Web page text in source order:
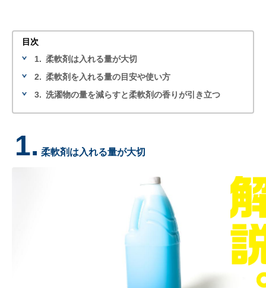
目次
1. 柔軟剤は入れる量が大切
2. 柔軟剤を入れる量の目安や使い方
3. 洗濯物の量を減らすと柔軟剤の香りが引き立つ
1. 柔軟剤は入れる量が大切